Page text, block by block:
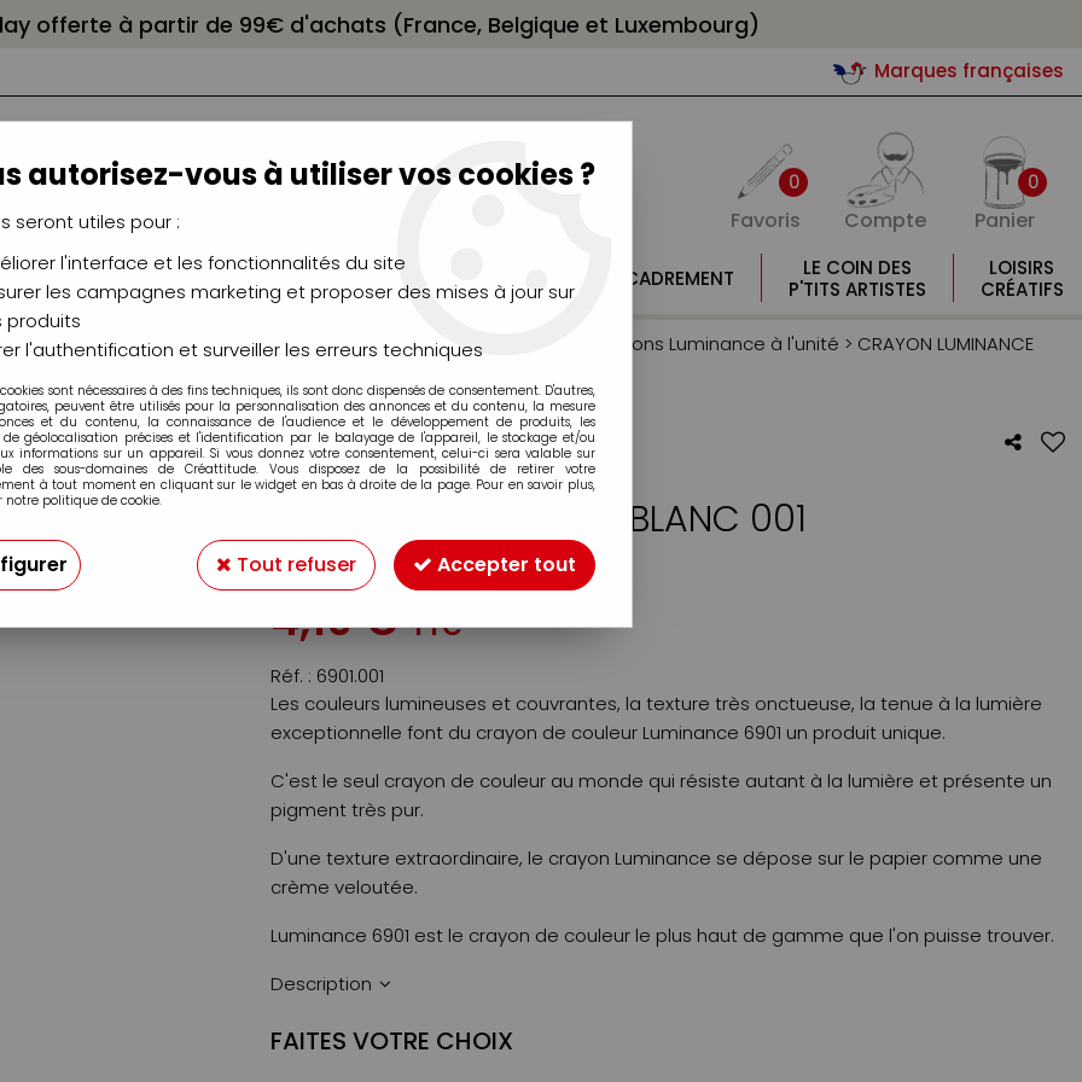
offerte à partir de 99€ d'achats (France, Belgique et Luxembourg)
Marques françaises
0
Favoris Compte
0
Panier
CHÂSSIS
CHEVALETS
AÉROGRAPHIE
MODÉLISME
MOULAGE
ENCADREMENT
LE COIN DES
P'TITS ARTISTES
LOISIRS
CRÉATIFS
Pastels, Aquarellables>Crayons Luminance 6901 Caran d'Ache Crayons Luminance à l'unité > CRAYON LUMINANCE
CRAYON LUMINANCE BLANC 001
Soyez le premier à donner votre avis !
4,19€TTC
Réf. : 6901.001
Les couleurs lumineuses et couvrantes, la texture très onctueuse, la tenue à la lumière
exceptionnelle font du crayon de couleur Luminance 6901 un produit unique.
C'est le seul crayon de couleur au monde qui résiste autant à la lumière et présente un
pigment très pur.
D'une texture extraordinaire, le crayon Luminance se dépose sur le papier comme une
crème veloutée.
Luminance 6901 est le crayon de couleur le plus haut de gamme que l'on puisse trouver.
Description
FAITES VOTRE CHOIX
autorisez-vous à utiliser vos cookies ?
seront utiles pour :
l'interface et les fonctionnalités du site
les campagnes marketing et proposer des mises à jour sur
produits
l'authentification et surveiller les erreurs techniques
sont nécessaires à des fins techniques, ils sont donc dispensés de consentement. D'autres,
peuvent être utilisés pour la personnalisation des annonces et du contenu, la mesure
et du contenu, la connaissance de l'audience et le développement de produits, les
de géolocalisation précises et l'identification par le balayage de l'appareil, le stockage et/ou
informations sur un appareil. Si vous donnez votre consentement, celui-ci sera valable sur
des sous-domaines de Créattitude. Vous disposez de la possibilité de retirer votre
à tout moment en cliquant sur le widget en bas à droite de la page. Pour en savoir plus,
notre politique de cookie.
Tout refuser Accepter tout